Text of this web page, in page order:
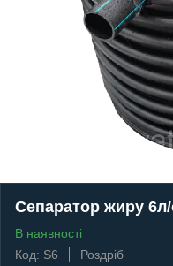
Сепаратор жиру 6л/
В наявності
Код: S6
Роздріб